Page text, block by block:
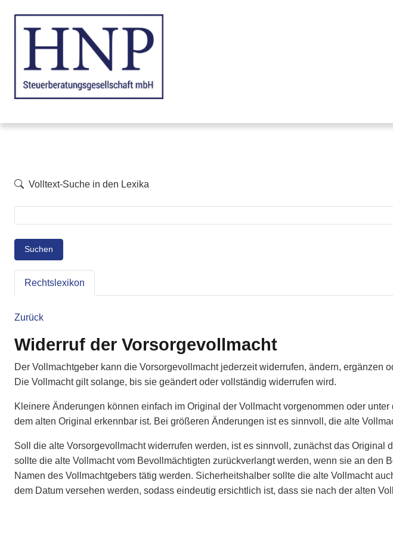
Volltext-Suche in den Lexika
Suchen
Rechtslexikon
Zurück
Widerruf der Vorsorgevollmacht
Der Vollmachtgeber kann die Vorsorgevollmacht jederzeit widerrufen, ändern,
Die Vollmacht gilt solange, bis sie geändert oder vollständig widerrufen wird.
Kleinere Änderungen können einfach im Original der Vollmacht vorgenommen oder
dem alten Original erkennbar ist. Bei größeren Änderungen ist es sinnvoll, die alte
Soll die alte Vorsorgevollmacht widerrufen werden, ist es sinnvoll, zunächst das
sollte die alte Vollmacht vom Bevollmächtigten zurückverlangt werden, wenn sie an
Namen des Vollmachtgebers tätig werden. Sicherheitshalber sollte die alte Vollmacht
dem Datum versehen werden, sodass eindeutig ersichtlich ist, dass sie nach der alten